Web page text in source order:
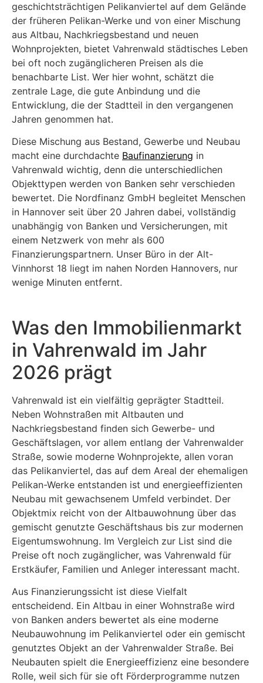
geschichtsträchtigen Pelikanviertel auf dem Gelände
der früheren Pelikan-Werke und von einer Mischung
aus Altbau, Nachkriegsbestand und neuen
Wohnprojekten, bietet Vahrenwald städtisches Leben
bei oft noch zugänglicheren Preisen als die
benachbarte List. Wer hier wohnt, schätzt die
zentrale Lage, die gute Anbindung und die
Entwicklung, die der Stadtteil in den vergangenen
Jahren genommen hat.
Diese Mischung aus Bestand, Gewerbe und Neubau
macht eine durchdachte Baufinanzierung in
Vahrenwald wichtig, denn die unterschiedlichen
Objekttypen werden von Banken sehr verschieden
bewertet. Die Nordfinanz GmbH begleitet Menschen
in Hannover seit über 20 Jahren dabei, vollständig
unabhängig von Banken und Versicherungen, mit
einem Netzwerk von mehr als 600
Finanzierungspartnern. Unser Büro in der Alt-
Vinnhorst 18 liegt im nahen Norden Hannovers, nur
wenige Minuten entfernt.
Was den Immobilienmarkt
in Vahrenwald im Jahr
2026 prägt
Vahrenwald ist ein vielfältig geprägter Stadtteil.
Neben Wohnstraßen mit Altbauten und
Nachkriegsbestand finden sich Gewerbe- und
Geschäftslagen, vor allem entlang der Vahrenwalder
Straße, sowie moderne Wohnprojekte, allen voran
das Pelikanviertel, das auf dem Areal der ehemaligen
Pelikan-Werke entstanden ist und energieeffizienten
Neubau mit gewachsenem Umfeld verbindet. Der
Objektmix reicht von der Altbauwohnung über das
gemischt genutzte Geschäftshaus bis zur modernen
Eigentumswohnung. Im Vergleich zur List sind die
Preise oft noch zugänglicher, was Vahrenwald für
Erstkäufer, Familien und Anleger interessant macht.
Aus Finanzierungssicht ist diese Vielfalt
entscheidend. Ein Altbau in einer Wohnstraße wird
von Banken anders bewertet als eine moderne
Neubauwohnung im Pelikanviertel oder ein gemischt
genutztes Objekt an der Vahrenwalder Straße. Bei
Neubauten spielt die Energieeffizienz eine besondere
Rolle, weil sich für sie oft Förderprogramme nutzen